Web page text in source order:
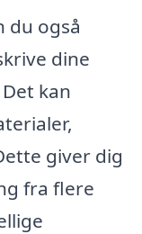
du også
dine
kan
giver dig
fra flere